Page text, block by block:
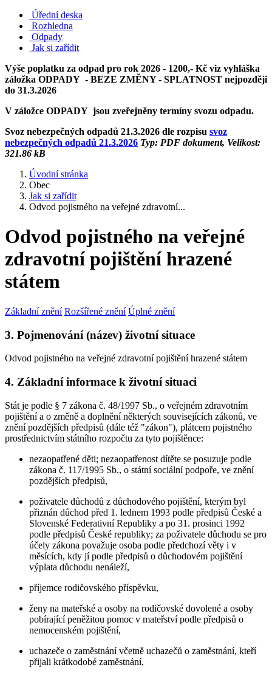
Úřední deska
Rozhledna
Odpady
Jak si zařídit
Výše poplatku za odpad pro rok 2026 - 1200,- Kč viz vyhláška
záložka ODPADY - BEZE ZMĚNY - SPLATNOST nejpozději
do 31.3.2026
V záložce ODPADY jsou zveřejněny termíny svozu odpadu.
Svoz nebezpečných odpadů 21.3.2026 dle rozpisu svoz
nebezpečných odpadů 21.3.2026 Typ: PDF dokument, Velikost:
321.86 kB
Úvodní stránka
Obec
Jak si zařídit
Odvod pojistného na veřejné zdravotní...
Odvod pojistného na veřejné
zdravotní pojištění hrazené
státem
Základní znění Rozšířené znění Úplné znění
3. Pojmenování (název) životní situace
Odvod pojistného na veřejné zdravotní pojištění hrazené státem
4. Základní informace k životní situaci
Stát je podle § 7 zákona č. 48/1997 Sb., o veřejném zdravotním
pojištění a o změně a doplnění některých souvisejících zákonů, ve
znění pozdějších předpisů (dále též "zákon"), plátcem pojistného
prostřednictvím státního rozpočtu za tyto pojištěnce:
nezaopatřené děti; nezaopatřenost dítěte se posuzuje podle
zákona č. 117/1995 Sb., o státní sociální podpoře, ve znění
pozdějších předpisů,
poživatele důchodů z důchodového pojištění, kterým byl
přiznán důchod před 1. lednem 1993 podle předpisů České a
Slovenské Federativní Republiky a po 31. prosinci 1992
podle předpisů České republiky; za poživatele důchodu se pro
účely zákona považuje osoba podle předchozí věty i v
měsících, kdy jí podle předpisů o důchodovém pojištění
výplata důchodu nenáleží,
příjemce rodičovského příspěvku,
ženy na mateřské a osoby na rodičovské dovolené a osoby
pobírající peněžitou pomoc v mateřství podle předpisů o
nemocenském pojištění,
uchazeče o zaměstnání včetně uchazečů o zaměstnání, kteří
přijali krátkodobé zaměstnání,